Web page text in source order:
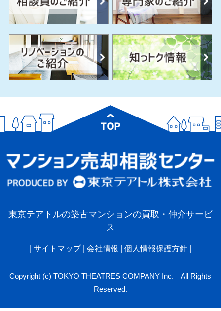
東京テアトルの築古マンションの買取・仲介サービ
ス
サイトマップ 会社情報 個人情報保護方針|
Copyright (c) TOKYO THEATRES COMPANY Inc. All Rights
Reserved.